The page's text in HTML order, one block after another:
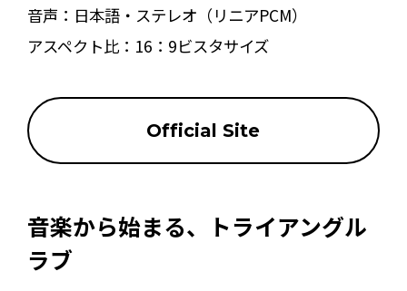
音声： 日本語・ステレオ（リニアPCM）
アスペクト比： 16：9ビスタサイズ
Official Site
音楽から始まる、トライアングル
ラブ